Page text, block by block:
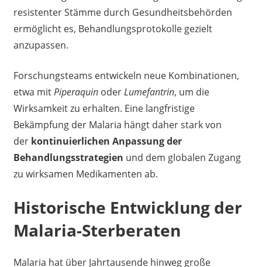
resistenter Stämme durch Gesundheitsbehörden
ermöglicht es, Behandlungsprotokolle gezielt
anzupassen.
Forschungsteams entwickeln neue Kombinationen,
etwa mitPiperaquinoderLumefantrin, um die
Wirksamkeit zu erhalten. Eine langfristige
Bekämpfung der Malaria hängt daher stark von
der kontinuierlichen Anpassung der
Behandlungsstrategien und dem globalen Zugang
zu wirksamen Medikamenten ab.
Historische Entwicklung der
Malaria-Sterberaten
Malaria hat über Jahrtausende hinweg große